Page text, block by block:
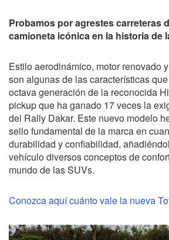
Probamos por agrestes carreteras
camioneta icónica en la historia de
Estilo aerodinámico, motor renovado
son algunas de las características
octava generación de la reconocida
pickup que ha ganado 17 veces la
del Rally Dakar. Este nuevo modelo
sello fundamental de la marca en
durabilidad y confiabilidad,
vehículo diversos conceptos de
mundo de las SUVs.
Conozca aquí cuánto vale la nueva